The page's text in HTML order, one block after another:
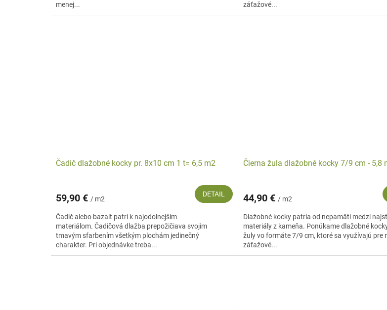
menej...
záťažové...
Čadič dlažobné kocky pr. 8x10 cm 1 t= 6,5 m2
59,90 € / m2
DETAIL
Čadič alebo bazalt patrí k najodolnejším
materiálom. Čadičová dlažba prepožičiava svojim
tmavým sfarbením všetkým plochám jedinečný
charakter. Pri objednávke treba...
Čierna žula dlažobné kocky 7/9 cm - 5,8
44,90 €/ m2
Dlažobné kocky patria od nepamäti medzi
materiály z kameňa. Ponúkame dlažobné
žuly vo formáte 7/9 cm, ktoré sa využívajú pre
záťažové...